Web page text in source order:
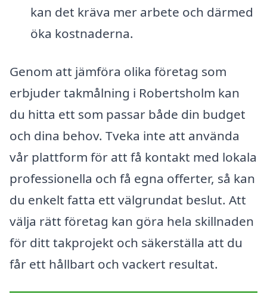
kan det kräva mer arbete och därmed
öka kostnaderna.
Genom att jämföra olika företag som
erbjuder takmålning i Robertsholm kan
du hitta ett som passar både din budget
och dina behov. Tveka inte att använda
vår plattform för att få kontakt med lokala
professionella och få egna offerter, så kan
du enkelt fatta ett välgrundat beslut. Att
välja rätt företag kan göra hela skillnaden
för ditt takprojekt och säkerställa att du
får ett hållbart och vackert resultat.